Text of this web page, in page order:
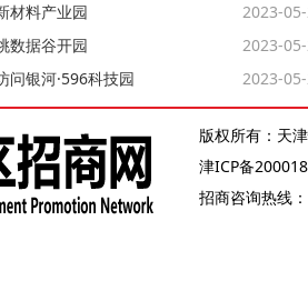
材料产业园
2023-
数据谷开园
2023-
问银河·596科技园
2023-
版权所有：天
津ICP备
招商咨询热线：